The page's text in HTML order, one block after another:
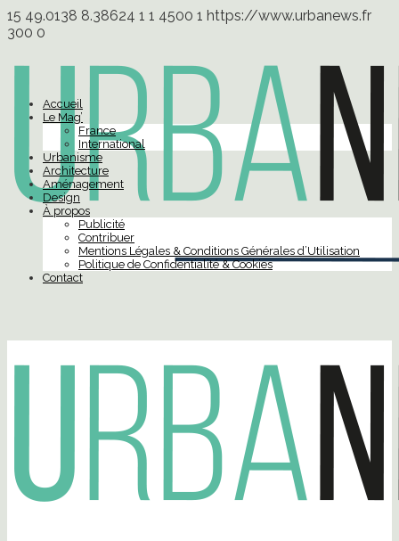
15 49.0138 8.38624 1 1 4500 1 https://www.urbanews.fr
300 0
Accueil
Le Mag’
France
International
Urbanisme
Architecture
Aménagement
Design
À propos
Publicité
Contribuer
Mentions Légales & Conditions Générales d’Utilisation
Politique de Confidentialité & Cookies
Contact